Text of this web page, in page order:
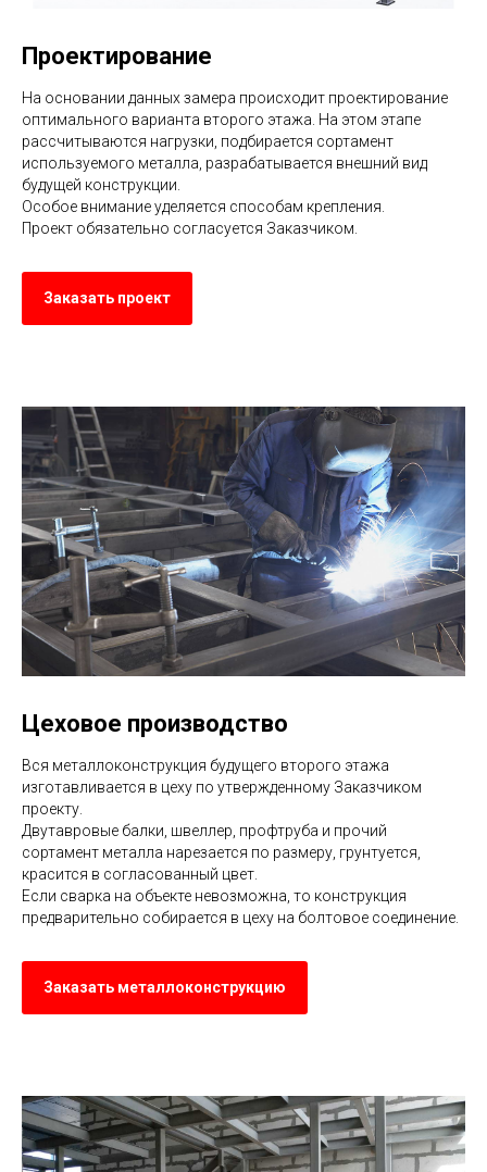
Проектирование
На основании данных замера происходит проектирование
оптимального варианта второго этажа. На этом этапе
рассчитываются нагрузки, подбирается сортамент
используемого металла, разрабатывается внешний вид
будущей конструкции.
Особое внимание уделяется способам крепления.
Проект обязательно согласуется Заказчиком.
Заказать проект
Цеховое производство
Вся металлоконструкция будущего второго этажа
изготавливается в цеху по утвержденному Заказчиком
проекту.
Двутавровые балки, швеллер, профтруба и прочий
сортамент металла нарезается по размеру, грунтуется,
красится в согласованный цвет.
Если сварка на объекте невозможна, то конструкция
предварительно собирается в цеху на болтовое соединение.
Заказать металлоконструкцию